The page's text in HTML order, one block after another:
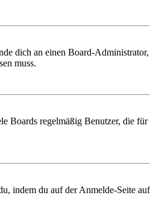
dich an einen Board-Administrator,
muss.
Boards regelmäßig Benutzer, die
indem du auf der Anmelde-Seite